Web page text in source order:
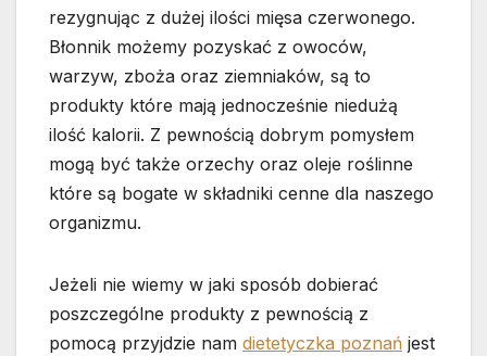
rezygnując z dużej ilości mięsa czerwonego.
Błonnik możemy pozyskać z owoców,
warzyw, zboża oraz ziemniaków, są to
produkty które mają jednocześnie niedużą
ilość kalorii. Z pewnością dobrym pomysłem
mogą być także orzechy oraz oleje roślinne
które są bogate w składniki cenne dla naszego
organizmu.
Jeżeli nie wiemy w jaki sposób dobierać
poszczególne produkty z pewnością z
pomocą przyjdzie nam dietetyczka poznań jest